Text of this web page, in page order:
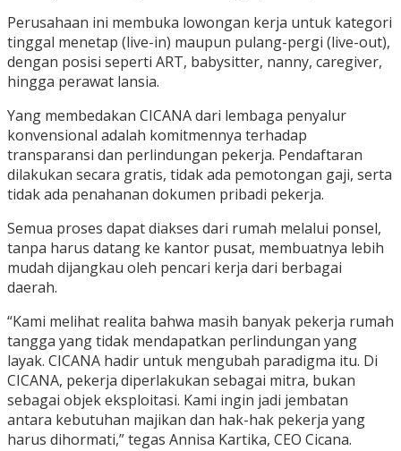
Perusahaan ini membuka lowongan kerja untuk kategori
tinggal menetap (live-in) maupun pulang-pergi (live-out),
dengan posisi seperti ART, babysitter, nanny, caregiver,
hingga perawat lansia.
Yang membedakan CICANA dari lembaga penyalur
konvensional adalah komitmennya terhadap
transparansi dan perlindungan pekerja. Pendaftaran
dilakukan secara gratis, tidak ada pemotongan gaji, serta
tidak ada penahanan dokumen pribadi pekerja.
Semua proses dapat diakses dari rumah melalui ponsel,
tanpa harus datang ke kantor pusat, membuatnya lebih
mudah dijangkau oleh pencari kerja dari berbagai
daerah.
“Kami melihat realita bahwa masih banyak pekerja rumah
tangga yang tidak mendapatkan perlindungan yang
layak. CICANA hadir untuk mengubah paradigma itu. Di
CICANA, pekerja diperlakukan sebagai mitra, bukan
sebagai objek eksploitasi. Kami ingin jadi jembatan
antara kebutuhan majikan dan hak-hak pekerja yang
harus dihormati,” tegas Annisa Kartika, CEO Cicana.